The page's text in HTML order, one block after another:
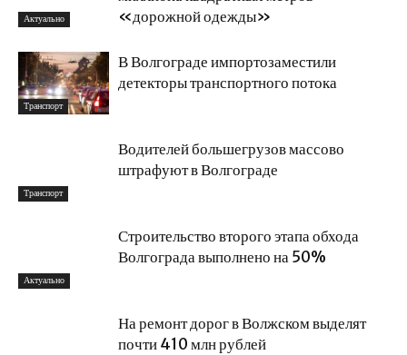
Актуально
«дорожной одежды»
Транспорт
В Волгограде импортозаместили
детекторы транспортного потока
Транспорт
Водителей большегрузов массово
штрафуют в Волгограде
Актуально
Строительство второго этапа обхода
Волгограда выполнено на 50%
На ремонт дорог в Волжском выделят
почти 410 млн рублей